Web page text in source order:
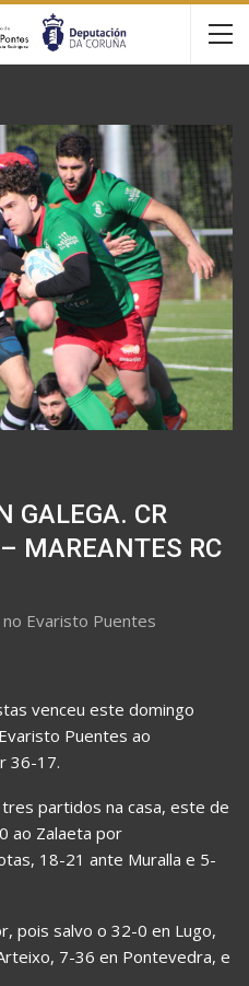
GALEGA. CR
MAREANTES RC
Evaristo Puentes
venceu este domingo
Puentes ao
36-17.
partidos na casa, este de
ao Zalaeta por
18-21 ante Muralla e 5-
pois salvo o 32-0 en Lugo,
7-36 en Pontevedra, e